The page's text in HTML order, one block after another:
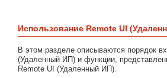
Использование Remote UI
В этом разделе описываются порядок
(Удаленный ИП) и функции,
Remote UI (Удаленный ИП).